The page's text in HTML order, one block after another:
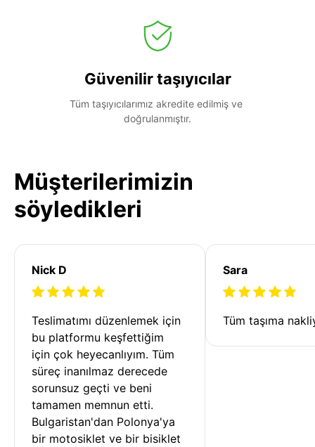
Güvenilir taşıyıcılar
Tüm taşıyıcılarımız akredite edilmiş ve
doğrulanmıştır.
Müşterilerimizin
söyledikleri
Nick D
Teslimatımı düzenlemek için
bu platformu keşfettiğim
için çok heyecanlıyım. Tüm
süreç inanılmaz derecede
sorunsuz geçti ve beni
tamamen memnun etti.
Bulgaristan'dan Polonya'ya
bir motosiklet ve bir bisiklet
Sara
Tüm taşıma